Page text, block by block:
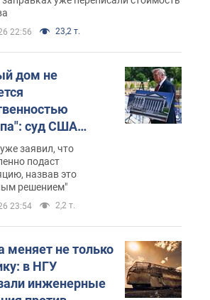
22:56 23,2 т.
дом не
суд США
зала
400 млн
заявил, что
подаст
назвав это
решением"
23:54 2,2 т.
меняет не только
в НГУ
инженерные